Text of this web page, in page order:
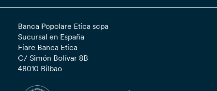
Banca Popolare Etica scpa
Sucursal en España
Fiare Banca Etica
C/ Simón Bolívar 8B
48010 Bilbao